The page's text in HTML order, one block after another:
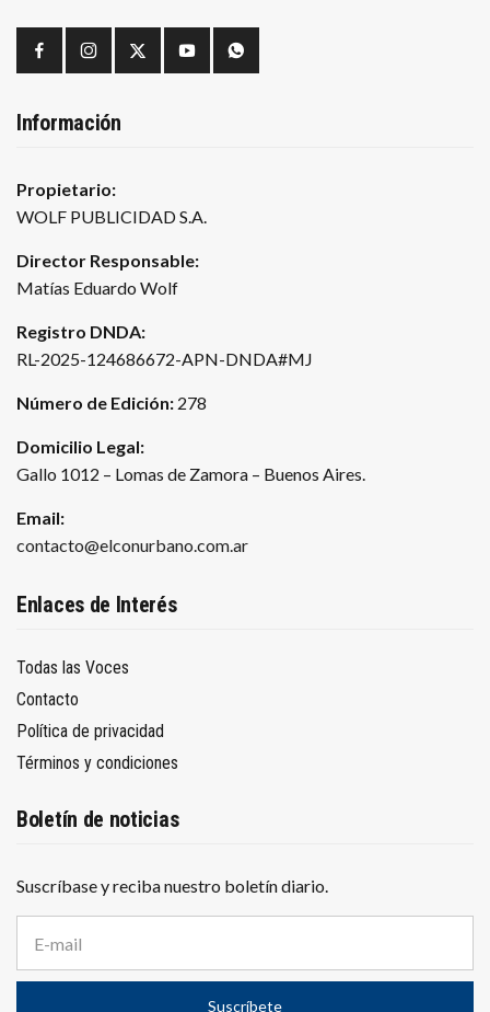
Información
Propietario:
WOLF PUBLICIDAD S.A.
Director Responsable:
Matías Eduardo Wolf
Registro DNDA:
RL-2025-124686672-APN-DNDA#MJ
Número de Edición: 278
Domicilio Legal:
Gallo 1012 – Lomas de Zamora – Buenos Aires.
Email:
contacto@elconurbano.com.ar
Enlaces de Interés
Todas las Voces
Contacto
Política de privacidad
Términos y condiciones
Boletín de noticias
Suscríbase y reciba nuestro boletín diario.
r
e
Suscríbete